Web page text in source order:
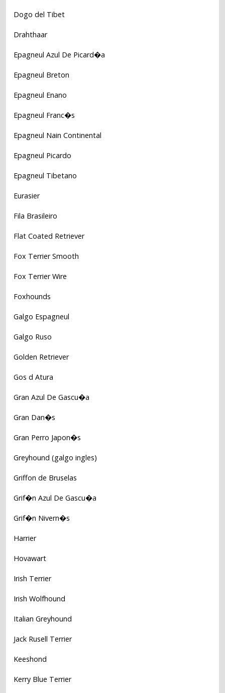
Dogo del Tibet
Drahthaar
Epagneul Azul De Picard�a
Epagneul Breton
Epagneul Enano
Epagneul Franc�s
Epagneul Nain Continental
Epagneul Picardo
Epagneul Tibetano
Eurasier
Fila Brasileiro
Flat Coated Retriever
Fox Terrier Smooth
Fox Terrier Wire
Foxhounds
Galgo Espagneul
Galgo Ruso
Golden Retriever
Gos d Atura
Gran Azul De Gascu�a
Gran Dan�s
Gran Perro Japon�s
Greyhound (galgo ingles)
Griffon de Bruselas
Grif�n Azul De Gascu�a
Grif�n Nivern�s
Harrier
Hovawart
Irish Terrier
Irish Wolfhound
Italian Greyhound
Jack Rusell Terrier
Keeshond
Kerry Blue Terrier